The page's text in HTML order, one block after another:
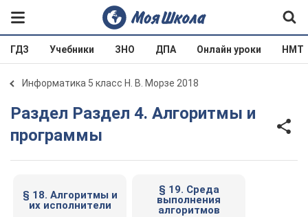
ГДЗ Учебники ЗНО ДПА Онлайн уроки НМТ
Информатика 5 класс Н. В. Морзе 2018
Раздел Раздел 4. Алгоритмы и
программы
§ 18. Алгоритмы и
их исполнители
§ 19. Среда
выполнения
алгоритмов